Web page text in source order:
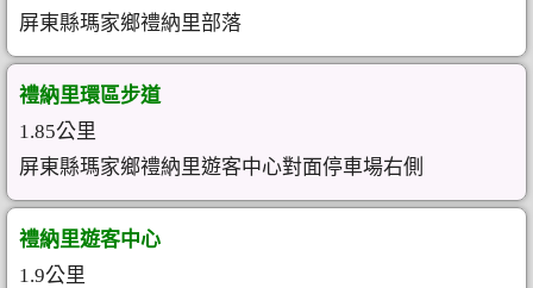
屏東縣瑪家鄉禮納里部落
禮納里環區步道
1.85公里
屏東縣瑪家鄉禮納里遊客中心對面停車場右側
禮納里遊客中心
1.9公里